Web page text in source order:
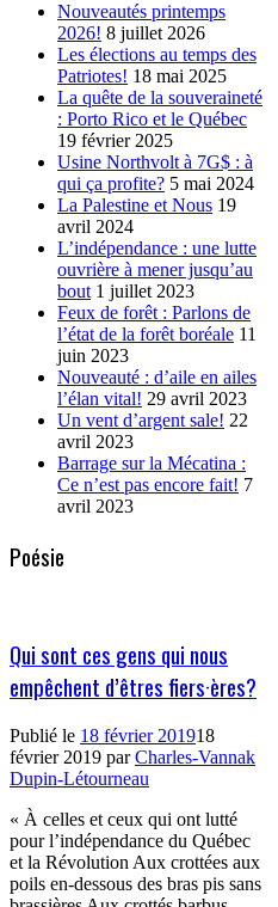
Nouveautés printemps
2026! 8 juillet 2026
Les élections au temps des
Patriotes! 18 mai 2025
La quête de la souveraineté
: Porto Rico et le Québec
19 février 2025
Usine Northvolt à 7G$ : à
qui ça profite? 5 mai 2024
La Palestine et Nous 19
avril 2024
L’indépendance : une lutte
ouvrière à mener jusqu’au
bout 1 juillet 2023
Feux de forêt : Parlons de
l’état de la forêt boréale 11
juin 2023
Nouveauté : d’aile en ailes
l’élan vital! 29 avril 2023
Un vent d’argent sale! 22
avril 2023
Barrage sur la Mécatina :
Ce n’est pas encore fait! 7
avril 2023
Poésie
Qui sont ces gens qui nous
empêchent d’êtres fiers·ères?
Publié le 18 février 201918
février 2019 parCharles-Vannak
Dupin-Létourneau
« À celles et ceux qui ont lutté
pour l’indépendance du Québec
et la Révolution Aux crottées aux
poils en-dessous des bras pis sans